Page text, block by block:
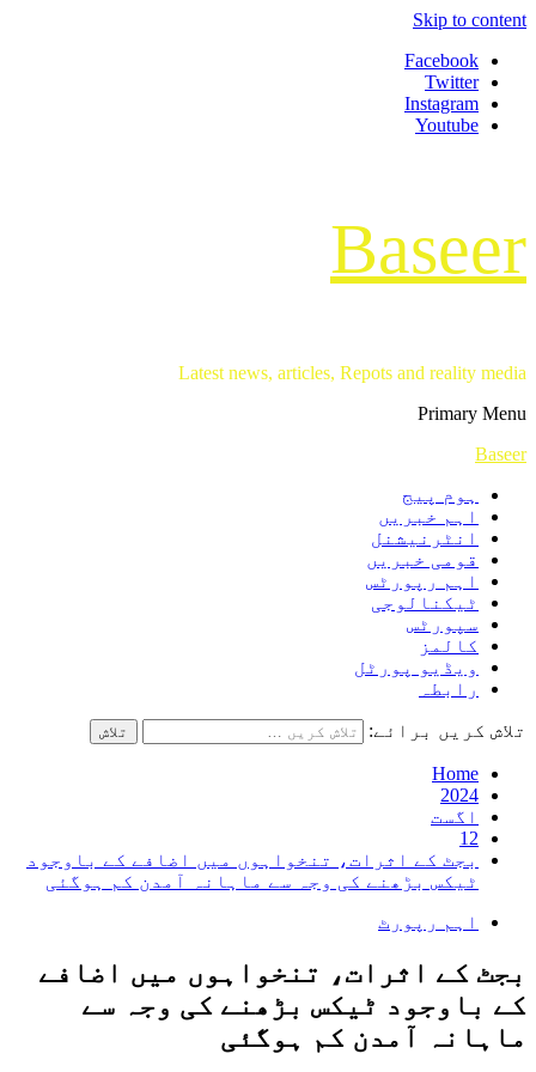
Skip to content
Facebook
Twitter
Instagram
Youtube
Baseer
Latest news, articles, Repots and reality media
Primary Menu
Baseer
ہوم پیج
اہم خبریں
انٹرنیشنل
قومی خبریں
اہم رپورٹس
ٹیکنالوجی
سپورٹس
کالمز
ویڈیو پورٹل
رابطہ
تلاش کریں برائے:
Home
2024
اگست
12
بجٹ کے اثرات، تنخواہوں میں اضافے کے باوجود
ٹیکس بڑھنے کی وجہ سے ماہانہ آمدن کم ہوگئی
اہم رپورٹ
بجٹ کے اثرات، تنخواہوں میں اضافے
کے باوجود ٹیکس بڑھنے کی وجہ سے
ماہانہ آمدن کم ہوگئی